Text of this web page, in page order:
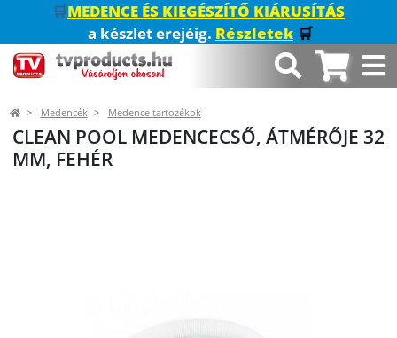
🛒MEDENCE ÉS KIEGÉSZÍTŐ KIÁRUSÍTÁS
a készlet erejéig. Részletek 🛒
Medencék Medence tartozékok
CLEAN POOL MEDENCECSŐ, ÁTMÉRŐJE 32
MM, FEHÉR